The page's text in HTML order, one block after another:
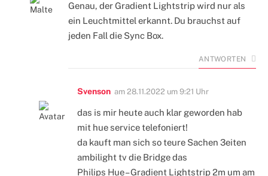
Genau, der Gradient Lightstrip wird nur als
ein Leuchtmittel erkannt. Du brauchst auf
jeden Fall die Sync Box.
ANTWORTEN
Svenson am 28.11.2022 um 9:21 Uhr
das is mir heute auch klar geworden hab
mit hue service telefoniert!
da kauft man sich so teure Sachen 3eiten
ambilight tv die Bridge das
Philips Hue – Gradient Lightstrip 2m um am